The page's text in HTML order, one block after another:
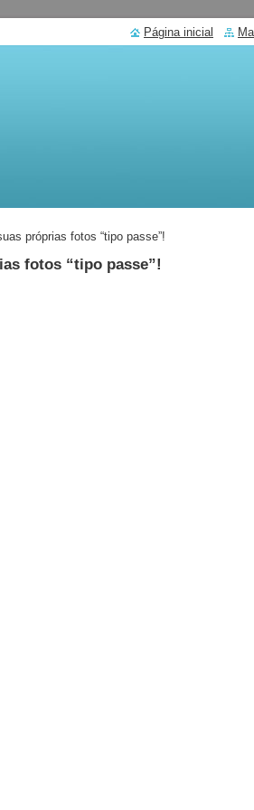
próprias fotos “tipo passe”!
fotos “tipo passe”!
Página inicial